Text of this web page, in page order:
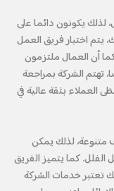
يكونون دائما على
اختيار فريق العمل
أن العمال ملتزمون
تهتم الشركة بمراجعة
بثقة عالية في
لذلك يمكن
كما يتميز الفريق
تعتبر خدمات الشركة